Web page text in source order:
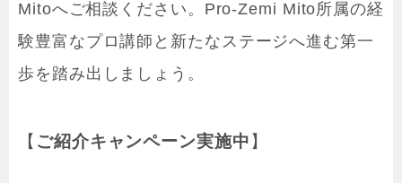
Mitoへご相談ください。Pro-Zemi Mito所属の経
験豊富なプロ講師と新たなステージへ進む第一
歩を踏み出しましょう。
【 ご紹介キャンペーン実施中 】